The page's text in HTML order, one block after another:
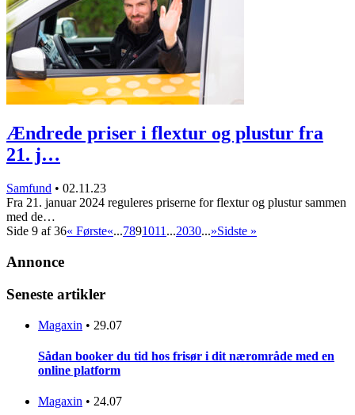
Ændrede priser i flextur og plustur fra
21. j…
Samfund • 02.11.23
Fra 21. januar 2024 reguleres priserne for flextur og plustur sammen
med de…
Side 9 af 36« Første«...7891011 ...2030...»Sidste »
Annonce
Seneste artikler
Magaxin • 29.07
Sådan booker du tid hos frisør i dit nærområde med en
online platform
Magaxin • 24.07